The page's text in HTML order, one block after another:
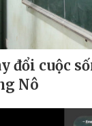
đổi cuộc
Nô